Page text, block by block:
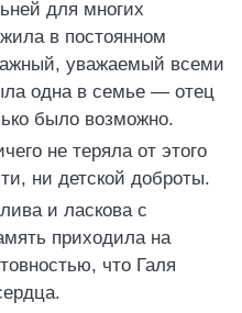
для многих
в постоянном
уважаемый всеми
одна в семье — отец
было возможно.
не теряла от этого
ни детской доброты.
и ласкова с
приходила на
что Галя